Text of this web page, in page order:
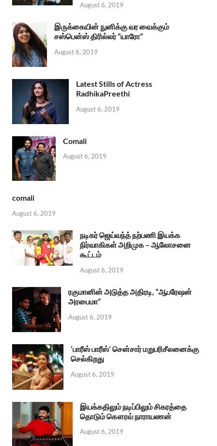
August 6, 2019
இருக்கையின் நுனிக்கு வர வைக்கும்
சஸ்பென்ஸ் திரில்லர் “யாரோ”
August 6, 2019
Latest Stills of Actress
RadhikaPreethi
August 6, 2019
Comali
August 6, 2019
comali
August 6, 2019
நடிகர் ஜெய்வந்த் நற்பணி இயக்க
நிர்வாகிகள் அறிமுக – ஆலோசனை
கூட்டம்
August 6, 2019
ரகுமானின் அடுத்த அதிரடி, “ஆபரேஷன்
அரபைமா”
August 6, 2019
‘பாரீஸ் பாரீஸ்’ சென்சார் மறுபரிசீலனைக்கு
செல்கிறது
August 6, 2019
இயக்கதிலும் நடிப்பிலும் சிகரத்தை
தொடும் கௌரவ் நாராயணன்
August 6, 2019